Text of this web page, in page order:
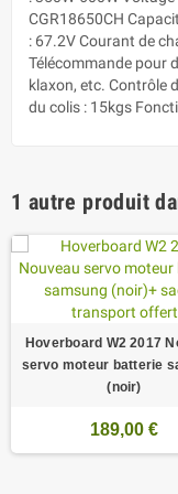
CGR18650CH
: 67.2V Courant de
Télécommande pour
klaxon, etc. Contrôle
du colis : 15kgs
1 autre produit
Hoverboard W2 2017
servo moteur batterie
(noir)
189,00 €